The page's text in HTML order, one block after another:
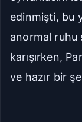
edinmişti, bu
anormal ruhu
karışırken,
ve hazır bir